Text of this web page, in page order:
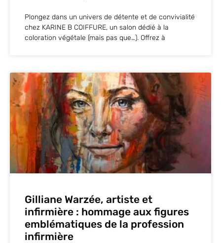
Plongez dans un univers de détente et de convivialité
chez KARINE B COIFFURE, un salon dédié à la
coloration végétale (mais pas que…). Offrez à
Gilliane Warzée, artiste et
infirmière : hommage aux figures
emblématiques de la profession
infirmière